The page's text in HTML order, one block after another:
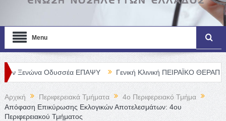
Menu
Οδυσσέα ΕΠΑΨΥ Γενική Κλινική ΠΕΙΡΑΪΚΟ ΘΕΡΑΠΕΥΤΗΡΙΟ Α.
Αρχική Περιφερειακά Τμήματα
4o Περιφερειακό Τμήμα
Απόφαση Επικύρωσης Εκλογικών Αποτελεσμάτων: 4ου
Περιφερειακού Τμήματος